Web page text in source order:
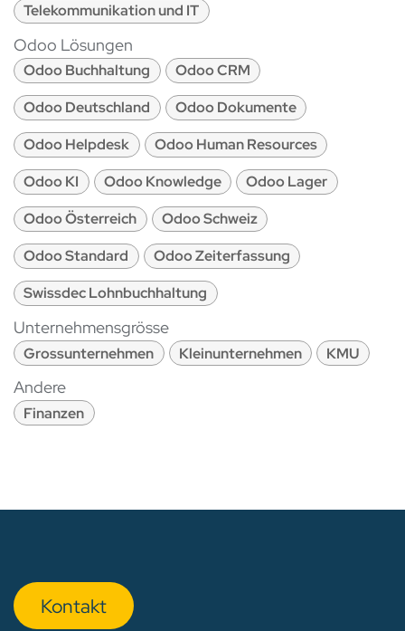
Telekommunikation und IT
Odoo Lösungen
Odoo Buchhaltung
Odoo CRM
Odoo Deutschland
Odoo Dokumente
Odoo Helpdesk
Odoo Human Resources
Odoo KI
Odoo Knowledge
Odoo Lager
Odoo Österreich
Odoo Schweiz
Odoo Standard
Odoo Zeiterfassung
Swissdec Lohnbuchhaltung
Unternehmensgrösse
Grossunternehmen Kleinunternehmen KMU
Andere
Finanzen
Kon​​​​​​ta​​kt